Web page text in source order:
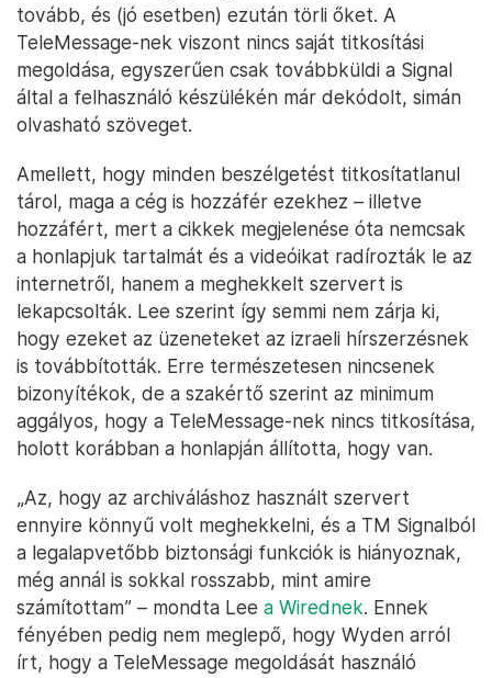
tovább, és (jó esetben) ezután törli őket. A
TeleMessage-nek viszont nincs saját titkosítási
megoldása, egyszerűen csak továbbküldi a Signal
által a felhasználó készülékén már dekódolt, simán
olvasható szöveget.
Amellett, hogy minden beszélgetést titkosítatlanul
tárol, maga a cég is hozzáfér ezekhez – illetve
hozzáfért, mert a cikkek megjelenése óta nemcsak
a honlapjuk tartalmát és a videóikat radírozták le az
internetről, hanem a meghekkelt szervert is
lekapcsolták. Lee szerint így semmi nem zárja ki,
hogy ezeket az üzeneteket az izraeli hírszerzésnek
is továbbították. Erre természetesen nincsenek
bizonyítékok, de a szakértő szerint az minimum
aggályos, hogy a TeleMessage-nek nincs titkosítása,
holott korábban a honlapján állította, hogy van.
„Az, hogy az archiváláshoz használt szervert
ennyire könnyű volt meghekkelni, és a TM Signalból
a legalapvetőbb biztonsági funkciók is hiányoznak,
még annál is sokkal rosszabb, mint amire
számítottam” – mondta Lee a Wirednek. Ennek
fényében pedig nem meglepő, hogy Wyden arról
írt, hogy a TeleMessage megoldását használó